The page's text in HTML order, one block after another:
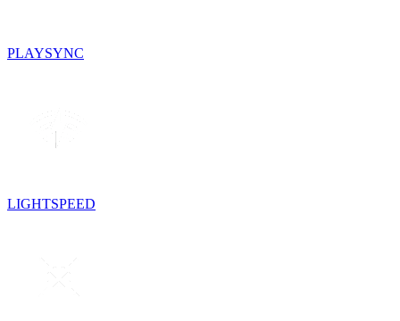
PLAYSYNC
LIGHTSPEED